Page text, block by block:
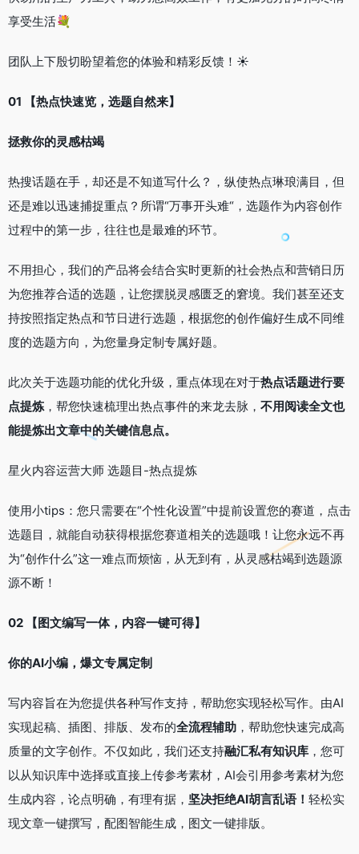
享受生活💐
团队上下殷切盼望着您的体验和精彩反馈！ ☀️
01 【热点快速览，选题自然来】
拯救你的灵感枯竭
热搜话题在手，却还是不知道写什么？，纵使热点琳琅满目，但
还是难以迅速捕捉重点？所谓“万事开头难“，选题作为内容创作
过程中的第一步，往往也是最难的环节。
不用担心，我们的产品将会结合实时更新的社会热点和营销日历
为您推荐合适的选题，让您摆脱灵感匮乏的窘境。我们甚至还支
持按照指定热点和节日进行选题，根据您的创作偏好生成不同维
度的选题方向，为您量身定制专属好题。
此次关于选题功能的优化升级，重点体现在对于热点话题进行要
点提炼 ，帮您快速梳理出热点事件的来龙去脉， 不用阅读全文也
能提炼出文章中的关键信息点。
星火内容运营大师 选题目-热点提炼
使用小tips：您只需要在“个性化设置”中提前设置您的赛道，点击
选题目，就能自动获得根据您赛道相关的选题哦！让您永远不再
为“创作什么”这一难点而烦恼，从无到有，从灵感枯竭到选题源
源不断！
02 【图文编写一体，内容一键可得】
你的AI小编，爆文专属定制
写内容旨在为您提供各种写作支持，帮助您实现轻松写作。由AI
实现起稿、插图、排版、发布的全流程辅助 ，帮助您快速完成高
质量的文字创作。不仅如此，我们还支持融汇私有知识库 ，您可
以从知识库中选择或直接上传参考素材，AI会引用参考素材为您
生成内容，论点明确，有理有据， 坚决拒绝AI胡言乱语！ 轻松实
现文章一键撰写，配图智能生成，图文一键排版。